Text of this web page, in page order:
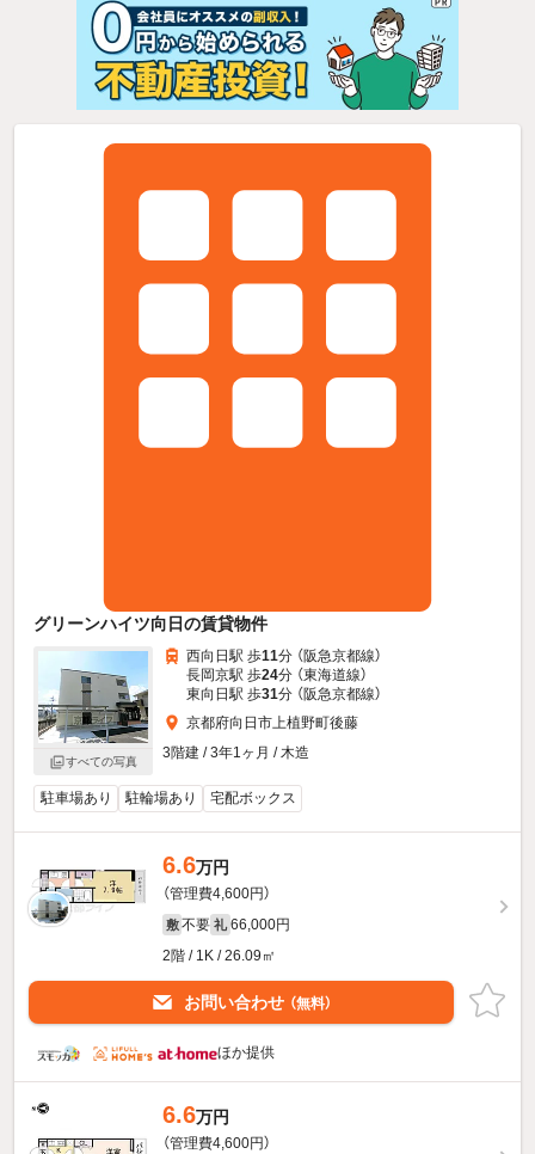
グリーンハイツ向日の賃貸物件
すべての写真
西向日駅 歩11分 （阪急京都線）
長岡京駅 歩24分 （東海道線）
東向日駅 歩31分 （阪急京都線）
京都府向日市上植野町後藤
3階建 / 3年1ヶ月 / 木造
駐車場あり 駐輪場あり 宅配ボックス
6.6万円
（管理費4,600円）
敷 不要 礼 66,000円
2階 / 1K / 26.09㎡
お問い合わせ （無料）
ほか提供
6.6万円
（管理費4,600円）